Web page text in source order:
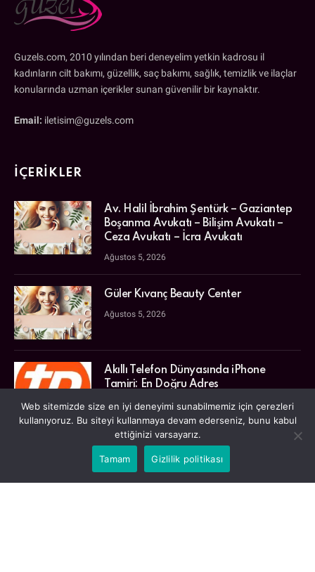
Guzels.com, 2010 yılından beri deneyelim yetkin kadrosu il
kadınların cilt bakımı, güzellik, saç bakımı, sağlık, temizlik ve ilaçlar
konularında uzman içerikler sunan güvenilir bir kaynaktır.
Email: iletisim@guzels.com
İÇERIKLER
Av. Halil İbrahim Şentürk – Gaziantep
Boşanma Avukatı – Bilişim Avukatı –
Ceza Avukatı – İcra Avukatı
Ağustos 5, 2026
Güler Kıvanç Beauty Center
Ağustos 5, 2026
Akıllı Telefon Dünyasında iPhone
Tamiri: En Doğru Adres
Temmuz 31, 2026
Web sitemizde size en iyi deneyimi sunabilmemiz için çerezleri
kullanıyoruz. Bu siteyi kullanmaya devam ederseniz, bunu kabul
ettiğinizi varsayarız.
Tamam Gizlilik politikası